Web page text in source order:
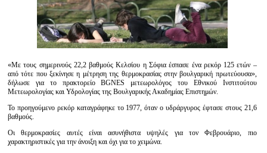
«Με τους σημερινούς 22,2 βαθμούς Κελσίου η Σόφια έσπασε ένα ρεκόρ 125 ετών –
από τότε που ξεκίνησε η μέτρηση της θερμοκρασίας στην βουλγαρική πρωτεύουσα»,
δήλωσε για το πρακτορείο BGNES μετεωρολόγος του Εθνικού Ινστιτούτου
Μετεωρολογίας και Υδρολογίας της Βουλγαρικής Ακαδημίας Επιστημών.
Το προηγούμενο ρεκόρ καταγράφηκε το 1977, όταν ο υδράργυρος έφτασε στους 21,6
βαθμούς.
Οι θερμοκρασίες αυτές είναι ασυνήθιστα υψηλές για τον Φεβρουάριο, πιο
χαρακτηριστικές για την άνοιξη και όχι για το χειμώνα.